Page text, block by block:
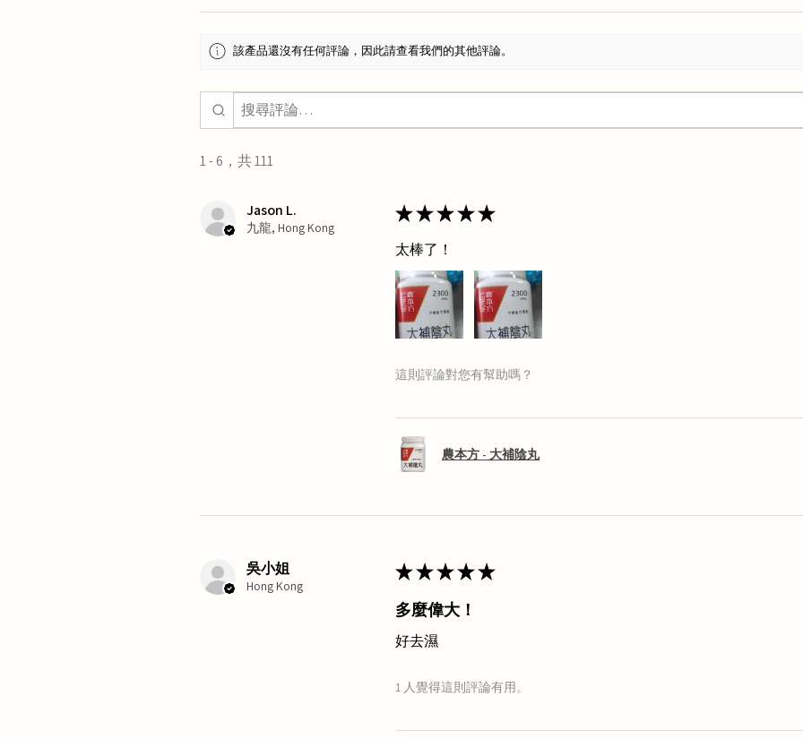
該產品還沒有任何評論，因此請查看我們的其他評論。
1 - 6，共 111
Jason L.
九龍, Hong Kong
★★★★★
太棒了！
這則評論對您有幫助嗎？
農本方 - 大補陰丸
吳小姐
Hong Kong
★★★★★
多麼偉大！
好去濕
1 人覺得這則評論有用。